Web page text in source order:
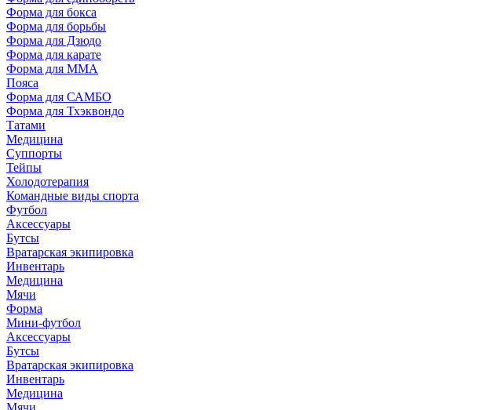
Форма для бокса
Форма для борьбы
Форма для Дзюдо
Форма для карате
Форма для MMA
Пояса
Форма для САМБО
Форма для Тхэквондо
Татами
Медицина
Суппорты
Тейпы
Холодотерапия
Командные виды спорта
Футбол
Аксессуары
Бутсы
Вратарская экипировка
Инвентарь
Медицина
Мячи
Форма
Мини-футбол
Аксессуары
Бутсы
Вратарская экипировка
Инвентарь
Медицина
Мячи